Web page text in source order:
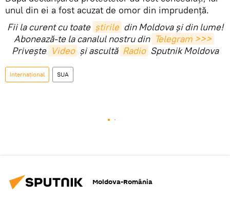
unul din ei a fost acuzat de omor din imprudență.
Fii la curent cu toate știrile din Moldova și din lume!
Abonează-te la canalul nostru din Telegram >>>
Privește Video și ascultă Radio Sputnik Moldova
Internaţional SUA
Moldova-România